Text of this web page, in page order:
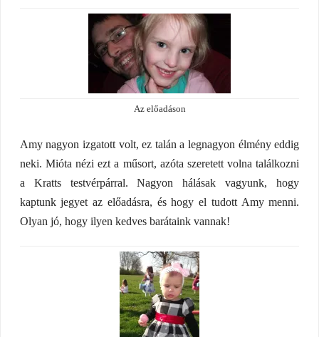
Az előadáson
Amy nagyon izgatott volt, ez talán a legnagyon élmény eddig
neki. Mióta nézi ezt a műsort, azóta szeretett volna találkozni
a Kratts testvérpárral. Nagyon hálásak vagyunk, hogy
kaptunk jegyet az előadásra, és hogy el tudott Amy menni.
Olyan jó, hogy ilyen kedves barátaink vannak!